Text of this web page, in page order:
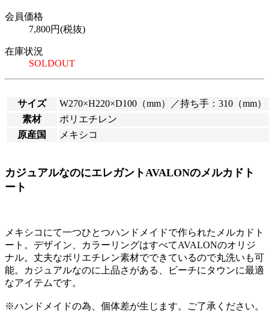
会員価格
7,800円(税抜)
在庫状況
SOLDOUT
サイズ
W270×H220×D100（mm）／持ち手：310（mm）
素材
ポリエチレン
原産国
メキシコ
カジュアルなのにエレガントAVALONのメルカドト
ート
メキシコにて一つひとつハンドメイドで作られたメルカドト
ート。デザイン、カラーリングはすべてAVALONのオリジ
ナル。丈夫なポリエチレン素材でできているので丸洗いも可
能。カジュアルなのに上品さがある、ビーチにタウンに最適
なアイテムです。
※ハンドメイドの為、個体差が生じます。ご了承ください。